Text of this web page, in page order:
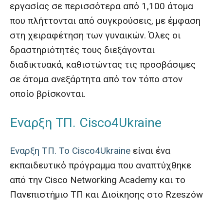
εργασίας σε περισσότερα από 1,100 άτομα
που πλήττονται από συγκρούσεις, με έμφαση
στη χειραφέτηση των γυναικών. Όλες οι
δραστηριότητές τους διεξάγονται
διαδικτυακά, καθιστώντας τις προσβάσιμες
σε άτομα ανεξάρτητα από τον τόπο στον
οποίο βρίσκονται.
Έναρξη ΤΠ. Cisco4Ukraine
Έναρξη ΤΠ. Το Cisco4Ukraine είναι ένα
εκπαιδευτικό πρόγραμμα που αναπτύχθηκε
από την Cisco Networking Academy και το
Πανεπιστήμιο ΤΠ και Διοίκησης στο Rzeszów